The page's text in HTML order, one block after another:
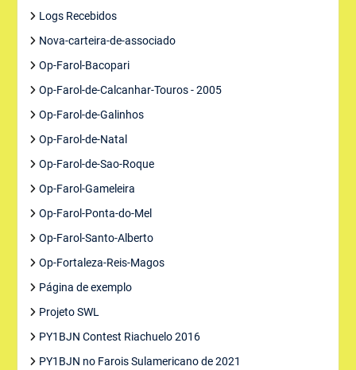
Logs Recebidos
Nova-carteira-de-associado
Op-Farol-Bacopari
Op-Farol-de-Calcanhar-Touros - 2005
Op-Farol-de-Galinhos
Op-Farol-de-Natal
Op-Farol-de-Sao-Roque
Op-Farol-Gameleira
Op-Farol-Ponta-do-Mel
Op-Farol-Santo-Alberto
Op-Fortaleza-Reis-Magos
Página de exemplo
Projeto SWL
PY1BJN Contest Riachuelo 2016
PY1BJN no Farois Sulamericano de 2021